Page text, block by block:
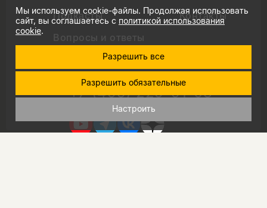
Подкасты
Контакты
Вопросы и ответы
+7 (495) 229-91-03
info@nlobooks.ru
Мы используем cookie-файлы. Продолжая использовать
сайт, вы соглашаетесь с политикой использования
cookie.
Разрешить все
Разрешить обязательные
Настроить